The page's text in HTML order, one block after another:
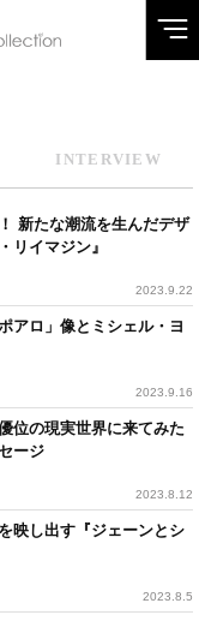
INTERVIEW
新たな潮流を生んだデザ
リイマジン』
2023.9.22
アロ」像とミシェル・ヨ
2023.9.16
位の現実世界に来てみた
ージ
2023.8.12
映し出す『ジェーンとシ
2023.8.5